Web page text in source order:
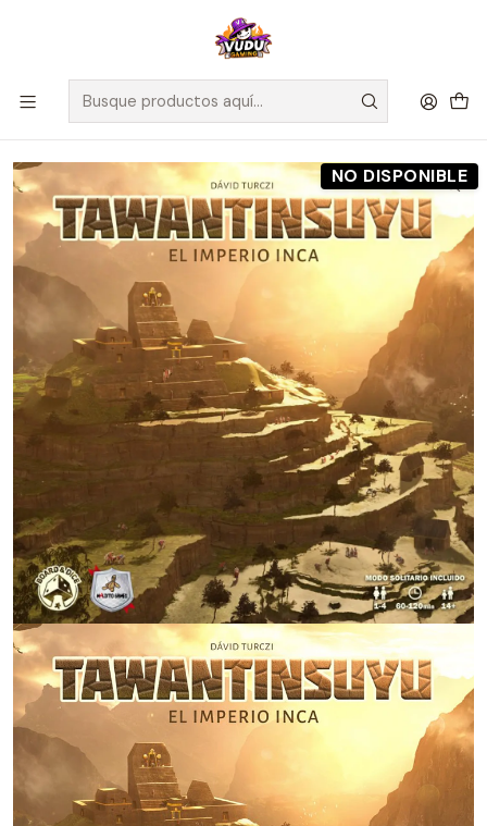
🚀 ¡Despachamos a todo Chile! Envío GRATIS a Regiones sobre
$100.000 y a RM sobre $35.000
Inicio Preventas Maldito Games
Preventa - Tawantinsuyu: Imperio Inca - Español
NO DISPONIBLE